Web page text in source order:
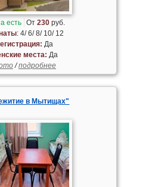
есть От230 руб.
: 4/ 6/ 8/ 10/ 12
Да
места: Да
/подробнее
в Мытищах"